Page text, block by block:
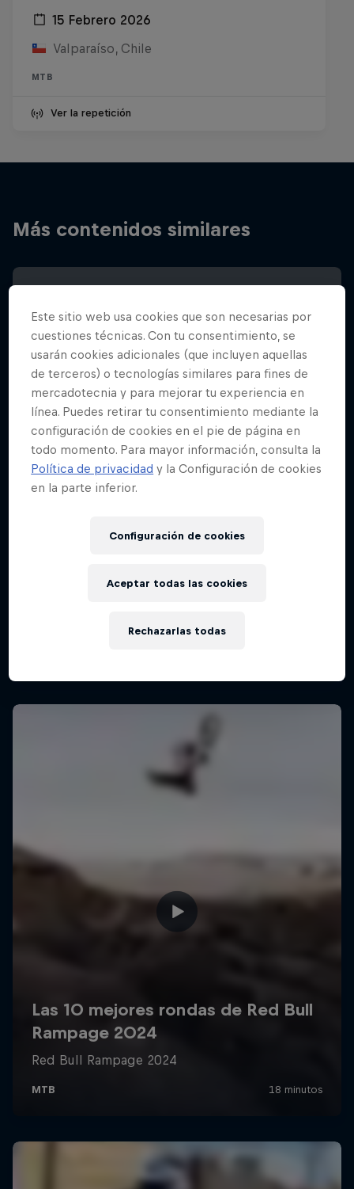
15 Febrero 2026
Valparaíso, Chile
MTB
Ver la repetición
Más contenidos similares
Red Bull Valparaíso Cerro Abajo 2026
Este sitio web usa cookies que son necesarias por
cuestiones técnicas. Con tu consentimiento, se
usarán cookies adicionales (que incluyen aquellas
de terceros) o tecnologías similares para fines de
mercadotecnia y para mejorar tu experiencia en
línea. Puedes retirar tu consentimiento mediante la
configuración de cookies en el pie de página en
todo momento. Para mayor información, consulta la
Política de privacidad y la Configuración de cookies
en la parte inferior.
Configuración de cookies
Rechazarlas todas
Aceptar todas las cookies